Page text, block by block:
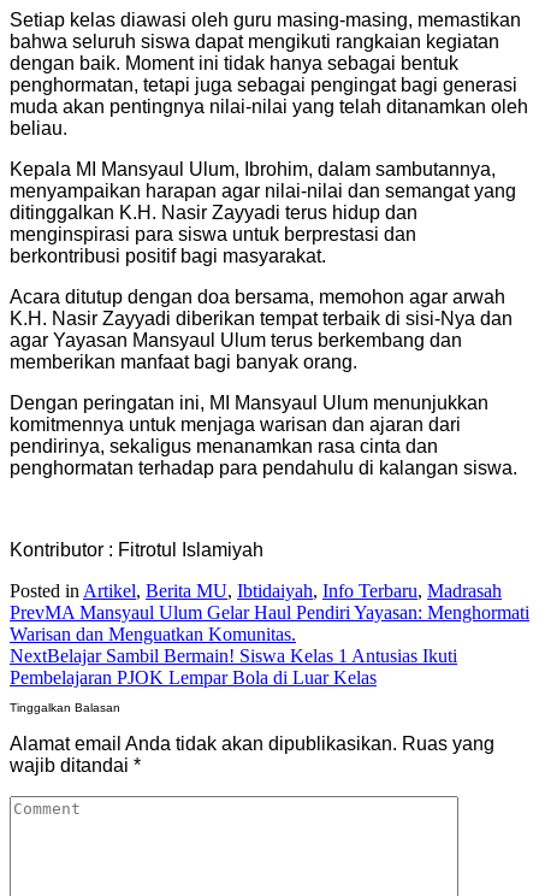
Setiap kelas diawasi oleh guru masing-masing, memastikan
bahwa seluruh siswa dapat mengikuti rangkaian kegiatan
dengan baik. Moment ini tidak hanya sebagai bentuk
penghormatan, tetapi juga sebagai pengingat bagi generasi
muda akan pentingnya nilai-nilai yang telah ditanamkan oleh
beliau.
Kepala MI Mansyaul Ulum, Ibrohim, dalam sambutannya,
menyampaikan harapan agar nilai-nilai dan semangat yang
ditinggalkan K.H. Nasir Zayyadi terus hidup dan
menginspirasi para siswa untuk berprestasi dan
berkontribusi positif bagi masyarakat.
Acara ditutup dengan doa bersama, memohon agar arwah
K.H. Nasir Zayyadi diberikan tempat terbaik di sisi-Nya dan
agar Yayasan Mansyaul Ulum terus berkembang dan
memberikan manfaat bagi banyak orang.
Dengan peringatan ini, MI Mansyaul Ulum menunjukkan
komitmennya untuk menjaga warisan dan ajaran dari
pendirinya, sekaligus menanamkan rasa cinta dan
penghormatan terhadap para pendahulu di kalangan siswa.
Kontributor : Fitrotul Islamiyah
Posted in Artikel, Berita MU, Ibtidaiyah, Info Terbaru, Madrasah
PrevMA Mansyaul Ulum Gelar Haul Pendiri Yayasan: Menghormati
Warisan dan Menguatkan Komunitas.
NextBelajar Sambil Bermain! Siswa Kelas 1 Antusias Ikuti
Pembelajaran PJOK Lempar Bola di Luar Kelas
Tinggalkan Balasan
Alamat email Anda tidak akan dipublikasikan. Ruas yang
wajib ditandai *